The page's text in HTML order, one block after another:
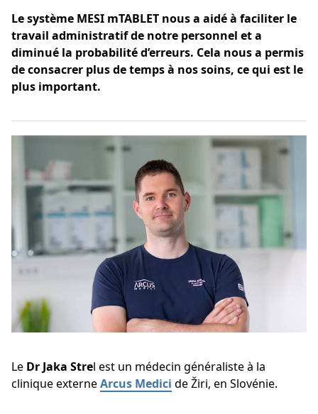
Le système MESI mTABLET nous a aidé à faciliter le
travail administratif de notre personnel et a
diminué la probabilité d’erreurs. Cela nous a permis
de consacrer plus de temps à nos soins, ce qui est le
plus important.
Le Dr Jaka Strel est un médecin généraliste à la
clinique externeArcus Medici de Žiri, en Slovénie.